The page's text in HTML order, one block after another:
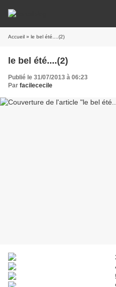
Accueil » le bel été....(2)
le bel été....(2)
Publié le 31/07/2013 à 06:23
Par facilececile